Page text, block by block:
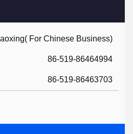
For Chinese Business)
86-519-86464994
86-519-86463703